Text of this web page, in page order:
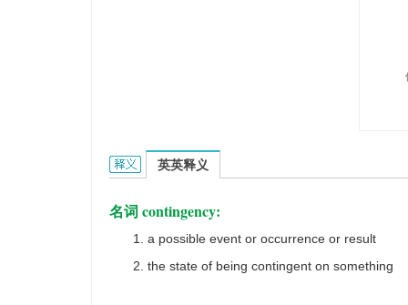
contingency的英文翻译是什么意思，词典释义与在
英英释义
名词 contingency:
a possible event or occurrence or result
the state of being contingent on something